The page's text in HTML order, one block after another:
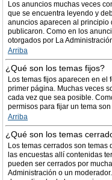
Los anuncios muchas veces
que se encuentra leyendo y
anuncios aparecen al principio
publicaron. Como en los
otorgados por La
Arriba
¿Qué son los temas fijos?
Los temas fijos aparecen en
primer página. Muchas veces
cada vez que sea posible.
permisos para fijar un tema
Arriba
¿Qué son los temas
Los temas cerrados son
las encuestas allí contenidas
pueden ser cerrados por
Administración o un